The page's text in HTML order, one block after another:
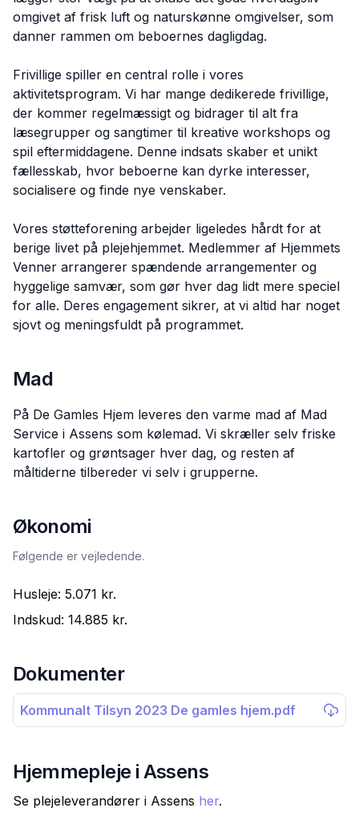
omgivet af frisk luft og naturskønne omgivelser, som
danner rammen om beboernes dagligdag.
Frivillige spiller en central rolle i vores
aktivitetsprogram. Vi har mange dedikerede frivillige,
der kommer regelmæssigt og bidrager til alt fra
læsegrupper og sangtimer til kreative workshops og
spil eftermiddagene. Denne indsats skaber et unikt
fællesskab, hvor beboerne kan dyrke interesser,
socialisere og finde nye venskaber.
Vores støtteforening arbejder ligeledes hårdt for at
berige livet på plejehjemmet. Medlemmer af Hjemmets
Venner arrangerer spændende arrangementer og
hyggelige samvær, som gør hver dag lidt mere speciel
for alle. Deres engagement sikrer, at vi altid har noget
sjovt og meningsfuldt på programmet.
Mad
På De Gamles Hjem leveres den varme mad af Mad
Service i Assens som kølemad. Vi skræller selv friske
kartofler og grøntsager hver dag, og resten af
måltiderne tilbereder vi selv i grupperne.
Økonomi
Følgende er vejledende.
Husleje: 5.071 kr.
Indskud: 14.885 kr.
Dokumenter
Kommunalt Tilsyn 2023 De gamles hjem.pdf
Hjemmepleje i Assens
Se plejeleverandører i Assens her.